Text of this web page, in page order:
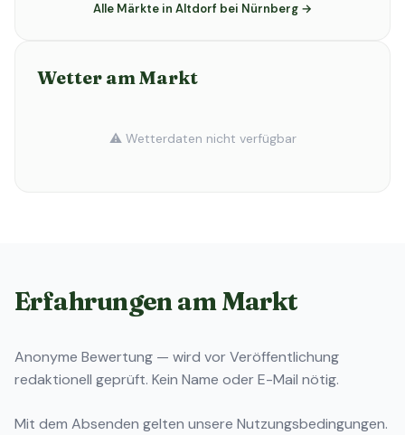
Alle Märkte in Altdorf bei Nürnberg →
Wetter am Markt
⚠️ Wetterdaten nicht verfügbar
Erfahrungen am Markt
Anonyme Bewertung — wird vor Veröffentlichung
redaktionell geprüft. Kein Name oder E-Mail nötig.
Mit dem Absenden gelten unsere Nutzungsbedingungen.